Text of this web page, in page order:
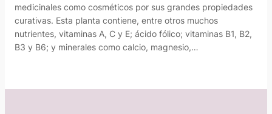
medicinales como cosméticos por sus grandes propiedades
curativas. Esta planta contiene, entre otros muchos
nutrientes, vitaminas A, C y E; ácido fólico; vitaminas B1, B2,
B3 y B6; y minerales como calcio, magnesio,…